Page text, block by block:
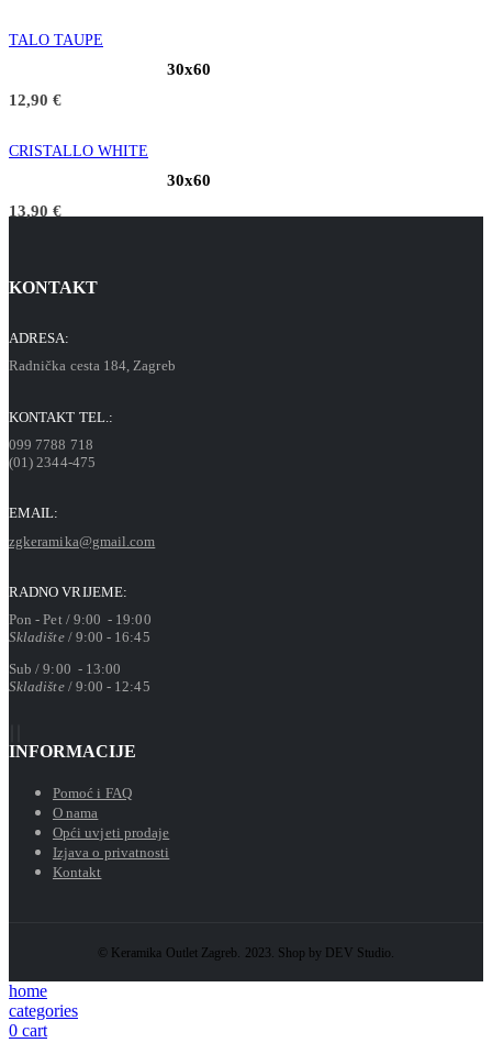
TALO TAUPE
30x60
12,90 €
CRISTALLO WHITE
30x60
13,90 €
KONTAKT
ADRESA:
Radnička cesta 184, Zagreb
KONTAKT TEL.:
099 7788 718
(01) 2344-475
EMAIL:
zgkeramika@gmail.com
RADNO VRIJEME:
Pon - Pet / 9:00 - 19:00
Skladište/ 9:00 - 16:45
Sub / 9:00 - 13:00
Skladište/ 9:00 - 12:45
INFORMACIJE
Pomoć i FAQ
O nama
Opći uvjeti prodaje
Izjava o privatnosti
Kontakt
© Keramika Outlet Zagreb. 2023. Shop by DEV Studio.
home
categories
0 cart